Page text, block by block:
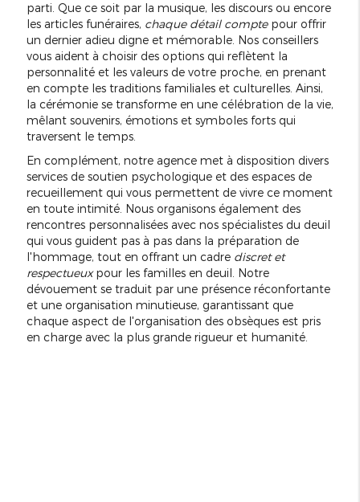
parti. Que ce soit par la musique, les discours ou encore
les articles funéraires, chaque détail comptepour offrir
un dernier adieu digne et mémorable. Nos conseillers
vous aident à choisir des options qui reflètent la
personnalité et les valeurs de votre proche, en prenant
en compte les traditions familiales et culturelles. Ainsi,
la cérémonie se transforme en une célébration de la vie,
mêlant souvenirs, émotions et symboles forts qui
traversent le temps.
En complément, notre agence met à disposition divers
services de soutien psychologique et des espaces de
recueillement qui vous permettent de vivre ce moment
en toute intimité. Nous organisons également des
rencontres personnalisées avec nos spécialistes du deuil
qui vous guident pas à pas dans la préparation de
l'hommage, tout en offrant un cadre discret et
respectueuxpour les familles en deuil. Notre
dévouement se traduit par une présence réconfortante
et une organisation minutieuse, garantissant que
chaque aspect de l'organisation des obsèques est pris
en charge avec la plus grande rigueur et humanité.